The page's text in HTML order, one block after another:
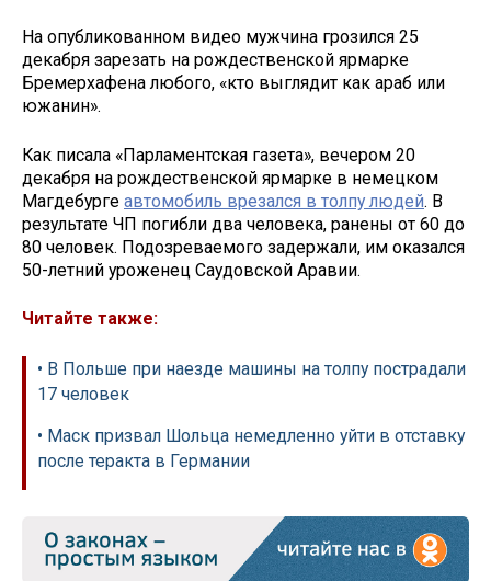
На опубликованном видео мужчина грозился 25
декабря зарезать на рождественской ярмарке
Бремерхафена любого, «кто выглядит как араб или
южанин».
Как писала «Парламентская газета», вечером 20
декабря на рождественской ярмарке в немецком
Магдебурге автомобиль врезался в толпу людей. В
результате ЧП погибли два человека, ранены от 60 до
80 человек. Подозреваемого задержали, им оказался
50-летний уроженец Саудовской Аравии.
Читайте также:
• В Польше при наезде машины на толпу пострадали
17 человек
• Маск призвал Шольца немедленно уйти в отставку
после теракта в Германии